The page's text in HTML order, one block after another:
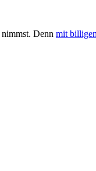
nimmst. Denn mit